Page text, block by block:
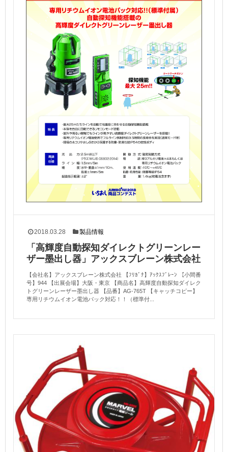
2018.03.28 製品情報
「高輝度自動探知ダイレクトグリーンレー
ザー墨出し器」アックスブレーン株式会社
【会社名】アックスブレーン株式会社 【ﾌﾘｶﾞﾅ】ｱｯｸｽﾌﾞﾚｰﾝ 【小間番
号】944 【出展会場】大阪・東京 【商品名】高輝度自動探知ダイレク
トグリーンレーザー墨出し器 【品番】AG-765T 【キャッチコピー】
専用リチウムイオン電池パック対応！！（標準付...